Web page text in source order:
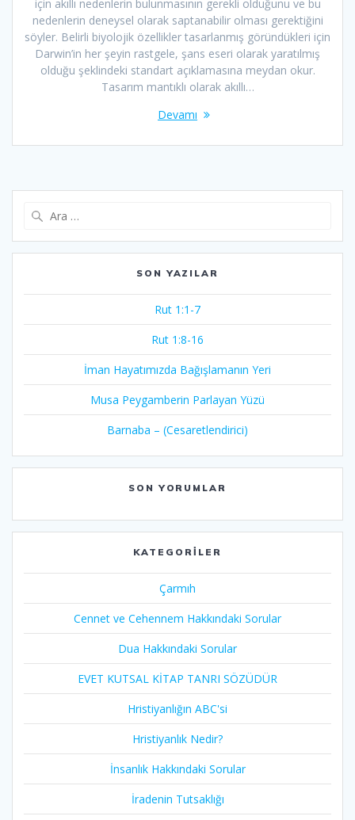
için akıllı nedenlerin bulunmasının gerekli olduğunu ve bu
nedenlerin deneysel olarak saptanabilir olması gerektiğini
söyler. Belirli biyolojik özellikler tasarlanmış göründükleri için
Darwin’in her şeyin rastgele, şans eseri olarak yaratılmış
olduğu şeklindeki standart açıklamasına meydan okur.
Tasarım mantıklı olarak akıllı…
Devamı
SON YAZILAR
Rut 1:1-7
Rut 1:8-16
İman Hayatımızda Bağışlamanın Yeri
Musa Peygamberin Parlayan Yüzü
Barnaba – (Cesaretlendirici)
SON YORUMLAR
KATEGORILER
Çarmıh​
Cennet ve Cehennem Hakkındaki Sorular
Dua Hakkındaki Sorular
EVET KUTSAL KİTAP TANRI SÖZÜDÜR
Hristiyanlığın ABC'si
Hristiyanlık Nedir?
İnsanlık Hakkındaki Sorular
İradenin Tutsaklığı​